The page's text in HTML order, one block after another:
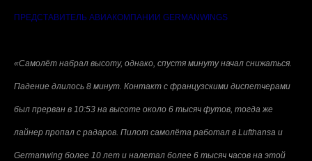
ПРЕДСТАВИТЕЛЬ АВИАКОМПАНИИ GERMANWINGS
«Самолёт набрал высоту, однако, спустя минуту начал снижаться.
Падение длилось 8 минут. Контакт c французскими диспетчерами
был прерван в 10:53 на высоте около 6 тысяч футов, тогда же
лайнер пропал с радаров. Пилот самолёта работал в Lufthansa и
Germanwing более 10 лет и налетал более 6 тысяч часов на этой